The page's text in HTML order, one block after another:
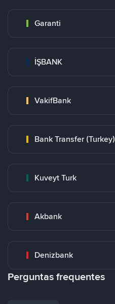
Garanti
İŞBANK
VakifBank
Bank Transfer (Turkey)
Kuveyt Turk
Akbank
Denizbank
Perguntas frequentes